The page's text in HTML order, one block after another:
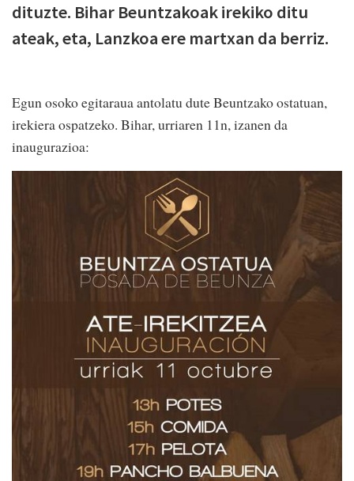
dituzte. Bihar Beuntzakoak irekiko ditu
ateak, eta, Lanzkoa ere martxan da berriz.
Egun osoko egitaraua antolatu dute Beuntzako ostatuan,
irekiera ospatzeko. Bihar, urriaren 11n, izanen da
inaugurazioa: